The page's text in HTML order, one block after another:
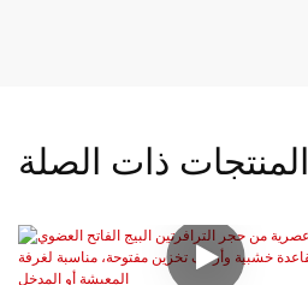
المنتجات ذات الصلة